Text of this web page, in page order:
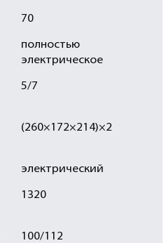
70
полностью
электрическое
5/7
(260×172×214)×2
электрический
1320
100/112